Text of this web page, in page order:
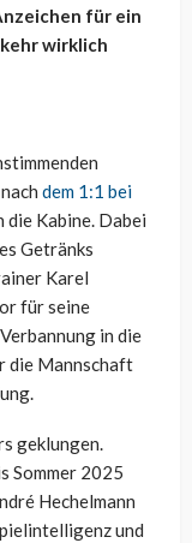
für ein
wirklich
dem 1:1 bei
die Kabine. Dabei
Getränks
Karel
für seine
in die
die Mannschaft
geklungen.
Sommer 2025
Hechelmann
und